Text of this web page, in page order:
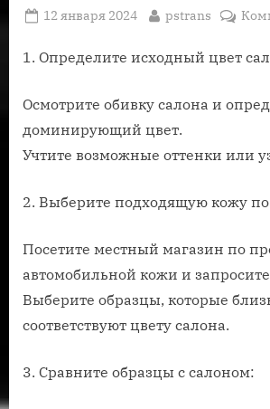
Posted
12 января 2024 By
pstrans
1. Определите исходный цвет
Осмотрите обивку салона и
доминирующий цвет.
Учтите возможные оттенки или
2. Выберите подходящую кожу по
Посетите местный магазин по
автомобильной кожи и
Выберите образцы, которые
соответствуют цвету салона.
3. Сравните образцы с салоном: